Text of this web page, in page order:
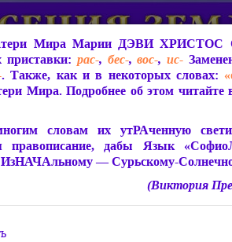
Мира
Живое Слово
Статьи, Книги,
Мира Марии ДЭВИ ХРИСТОС
рас-, бес-,вос-, ис-
. Также, как и в некоторых словах:
Мира. Подробнее об этом читайте
словам их утРАченную
правописание, дабы Язык
— Сурьскому-
(Виктория